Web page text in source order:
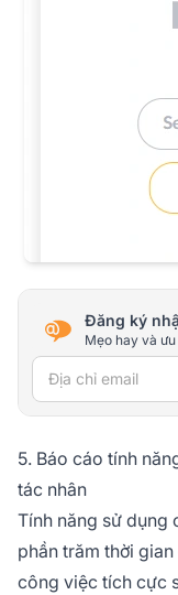
Đăng ký
Mẹo hay và
Địa chỉ email
5. Báo cáo tính
tác nhân
Tính năng sử dụng
phần trăm thời
công việc tích cực